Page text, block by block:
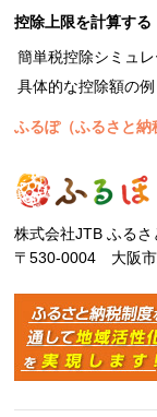
控除上限を計算する
簡単税控除シミュ
具体的な控除額の例
ふるぽ（ふるさと
株式会社JTB ふる
〒530-0004 大阪市